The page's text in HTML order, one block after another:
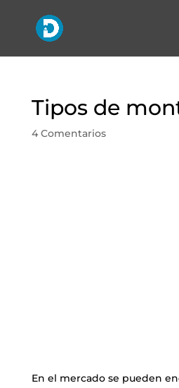
Tipos de
4 Comentarios
En el mercado se pueden